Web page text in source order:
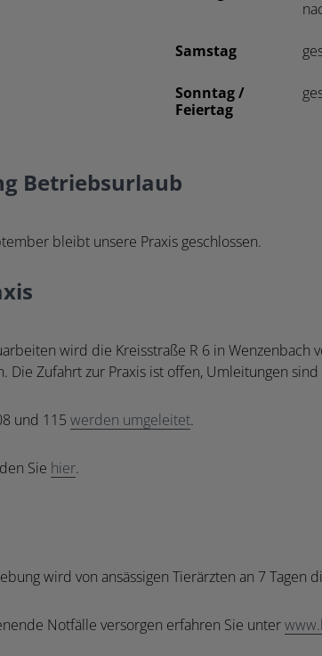
Samstag
Sonntag /
Feiertag
Betriebsurlaub
bleibt unsere Praxis geschlossen.
wird die Kreisstraße R 6 in
Die Zufahrt zur Praxis ist offen, Umleitungen
und 115 werden umgeleitet.
Sie hier.
wird von ansässigen Tierärzten an 7
Notfälle versorgen erfahren Sie unter